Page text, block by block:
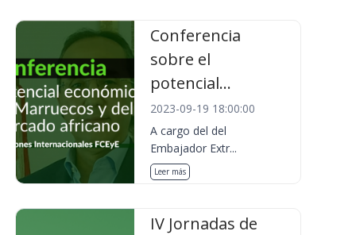
Conferencia
sobre el
potencial...
2023-09-19 18:00:00
A cargo del del
Embajador Extr...
Leer más
IV Jornadas de